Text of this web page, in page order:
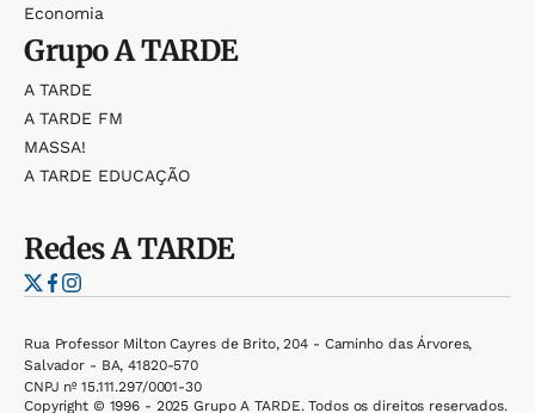
Economia
GrupoA TARDE
A TARDE
A TARDE FM
MASSA!
A TARDE EDUCAÇÃO
RedesA TARDE
Rua Professor Milton Cayres de Brito, 204 - Caminho das Árvores,
Salvador - BA, 41820-570
CNPJ nº 15.111.297/0001-30
Copyright © 1996 - 2025 Grupo A TARDE. Todos os direitos reservados.